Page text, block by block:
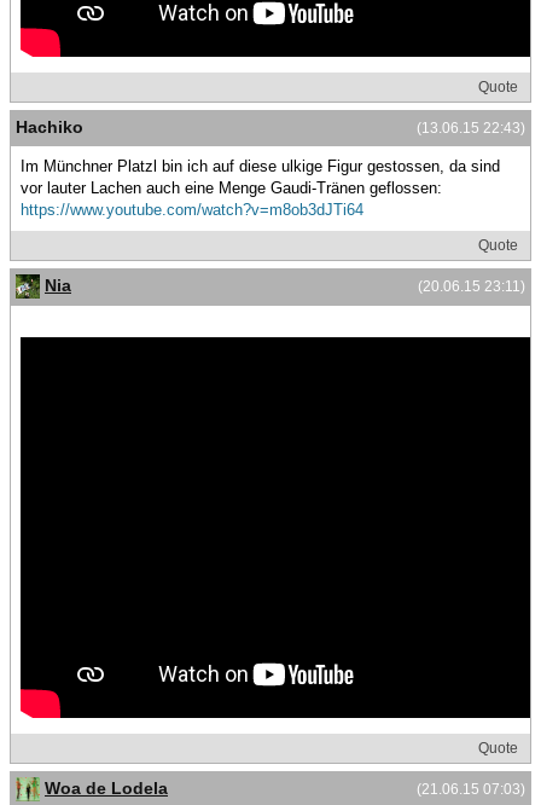
Quote
(13.06.15 22:43)
Hachiko
Im Münchner Platzl bin ich auf diese ulkige Figur gestossen, da sind
vor lauter Lachen auch eine Menge Gaudi-Tränen geflossen:
https://www.youtube.com/watch?v=m8ob3dJTi64
Quote
(20.06.15 23:11)
Nia
Quote
(21.06.15 07:03)
Woa de Lodela